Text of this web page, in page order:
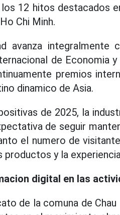
12 hitos destacados
Chi Minh.
avanza integralmente
de Economia
premios
dinamico de Asia.
de 2025, la
de seguir
el numero de
productos y la
digital en las
de la comuna de